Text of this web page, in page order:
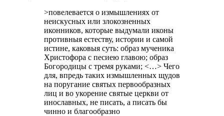
>повелевается о измышлениях от
неискусных или злокозненных
иконников, которые выдумали иконы
противныя естеству, истории и самой
истине, каковыя суть: образ мученика
Христофора с песиею главою; образ
Богородицы с тремя руками; <…> Чего
для, впредь таких измышленных щудов
на поругание святых первообразных
лиц и во укорение святые церкви от
инославных, не писать, а писать бы
чинно и благообразно